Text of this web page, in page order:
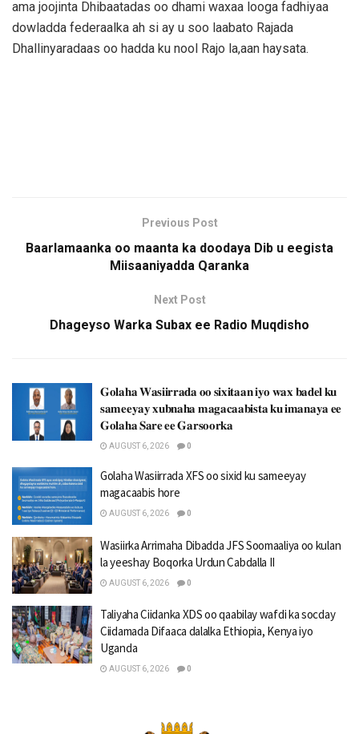
ama joojinta Dhibaatadas oo dhami waxaa looga fadhiyaa
dowladda federaalka ah si ay u soo laabato Rajada
Dhallinyaradaas oo hadda ku nool Rajo la,aan haysata.
Previous Post
Baarlamaanka oo maanta ka doodaya Dib u eegista
Miisaaniyadda Qaranka
Next Post
Dhageyso Warka Subax ee Radio Muqdisho
𝐆𝐨𝐥𝐚𝐡𝐚 𝐖𝐚𝐬𝐢𝐢𝐫𝐫𝐚𝐝𝐚 𝐨𝐨 𝐬𝐢𝐱𝐢𝐭𝐚𝐚𝐧 𝐢𝐲𝐨 𝐰𝐚𝐱 𝐛𝐚𝐝𝐞𝐥 𝐤𝐮
𝐬𝐚𝐦𝐞𝐞𝐲𝐚𝐲 𝐱𝐮𝐛𝐧𝐚𝐡𝐚 𝐦𝐚𝐠𝐚𝐜𝐚𝐚𝐛𝐢𝐬𝐭𝐚 𝐤𝐮 𝐢𝐦𝐚𝐧𝐚𝐲𝐚 𝐞𝐞
𝐆𝐨𝐥𝐚𝐡𝐚 𝐒𝐚𝐫𝐞 𝐞𝐞 𝐆𝐚𝐫𝐬𝐨𝐨𝐫𝐤𝐚
AUGUST 6, 2026 0
Golaha Wasiirrada XFS oo sixid ku sameeyay
magacaabis hore
AUGUST 6, 2026 0
Wasiirka Arrimaha Dibadda JFS Soomaaliya oo kulan
la yeeshay Boqorka Urdun Cabdalla II
AUGUST 6, 2026 0
Taliyaha Ciidanka XDS oo qaabilay wafdi ka socday
Ciidamada Difaaca dalalka Ethiopia, Kenya iyo
Uganda
AUGUST 6, 2026 0